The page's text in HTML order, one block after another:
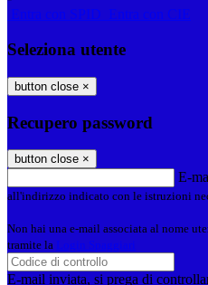
Entra con SPID
Entra con CIE
Seleziona utente
button close ×
Recupero password
button close ×
E-
all'indirizzo indicato con le istruzioni
Non hai una e-mail associata al nome
tramite la Login Spaggiari
E-mail inviata, si prega di